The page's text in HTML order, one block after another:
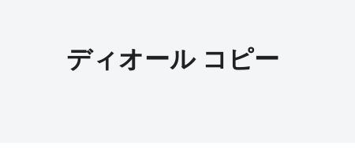
ディオール コピー